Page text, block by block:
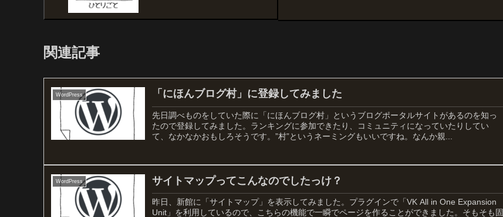
関連記事
WordPress 「にほんブログ村」に登録してみました
先日調べものをしていた際に「にほんブログ村」というブログポータルサイトがあるのを知っ
たので登録してみました。ランキングに参加できたり、コミュニティになっていたりしてい
て、なかなかおもしろそうです。”村”というネーミングもいいですね。なんか親...
WordPress サイトマップってこんなのでしたっけ？
昨日、新館に「サイトマップ」を表示してみました。プラグインで「VK All in One Expansion
Unit」を利用しているので、こちらの機能で一瞬でページを作ることができました。そもそも固